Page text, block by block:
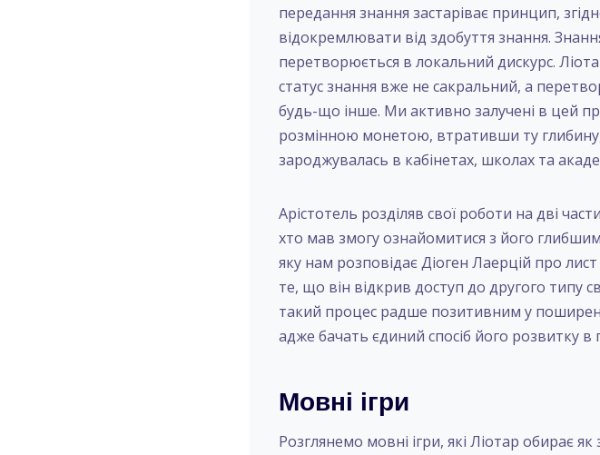
передання знання застаріває принцип,
відокремлювати від здобуття знання.
перетворюється в локальний дискурс.
статус знання вже не сакральний, а
будь-що інше. Ми активно залучені в цей
розмінною монетою, втративши ту глибину,
зароджувалась в кабінетах, школах та
Арістотель розділяв свої роботи на дві
хто мав змогу ознайомитися з його
яку нам розповідає Діоген Лаерцій про
те, що він відкрив доступ до другого типу
такий процес радше позитивним у
адже бачать єдиний спосіб його розвитку в
Мовні ігри
Розглянемо мовні ігри, які Ліотар обирає